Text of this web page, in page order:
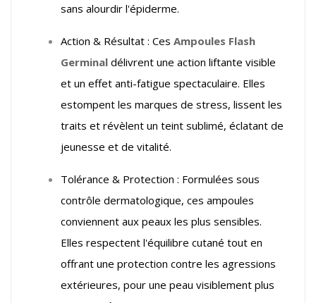
sans alourdir l'épiderme.
Action & Résultat : Ces Ampoules Flash
Germinal délivrent une action liftante visible
et un effet anti-fatigue spectaculaire. Elles
estompent les marques de stress, lissent les
traits et révèlent un teint sublimé, éclatant de
jeunesse et de vitalité.
Tolérance & Protection : Formulées sous
contrôle dermatologique, ces ampoules
conviennent aux peaux les plus sensibles.
Elles respectent l'équilibre cutané tout en
offrant une protection contre les agressions
extérieures, pour une peau visiblement plus